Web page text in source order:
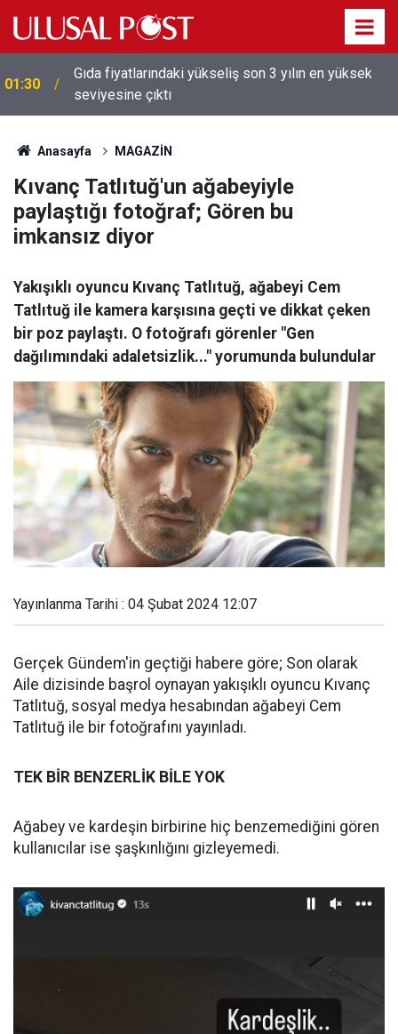
01:30
Gıda fiyatlarındaki yükseliş son 3 yılın en yüksek
seviyesine çıktı
Anasayfa MAGAZİN
Kıvanç Tatlıtuğ'un ağabeyiyle
paylaştığı fotoğraf; Gören bu
imkansız diyor
Yakışıklı oyuncu Kıvanç Tatlıtuğ, ağabeyi Cem
Tatlıtuğ ile kamera karşısına geçti ve dikkat çeken
bir poz paylaştı. O fotoğrafı görenler "Gen
dağılımındaki adaletsizlik..." yorumunda bulundular
Yayınlanma Tarihi : 04 Şubat 2024 12:07
Gerçek Gündem'in geçtiği habere göre; Son olarak
Aile dizisinde başrol oynayan yakışıklı oyuncu Kıvanç
Tatlıtuğ, sosyal medya hesabından ağabeyi Cem
Tatlıtuğ ile bir fotoğrafını yayınladı.
TEK BİR BENZERLİK BİLE YOK
Ağabey ve kardeşin birbirine hiç benzemediğini gören
kullanıcılar ise şaşkınlığını gizleyemedi.